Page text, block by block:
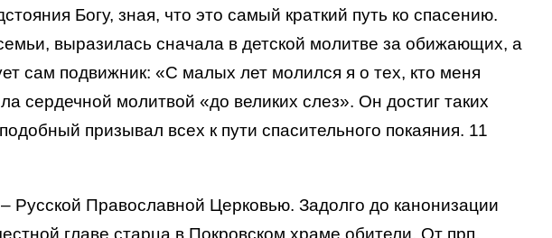
Богу, зная, что это самый краткий путь ко спасению.
выразилась сначала в детской молитве за обижающих, а
сам подвижник: «С малых лет молился я о тех, кто меня
сердечной молитвой «до великих слез». Он достиг таких
призывал всех к пути спасительного покаяния. 11
Русской Православной Церковью. Задолго до канонизации